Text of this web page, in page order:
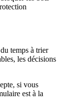
temps à trier
les décisions
si vous
est à la